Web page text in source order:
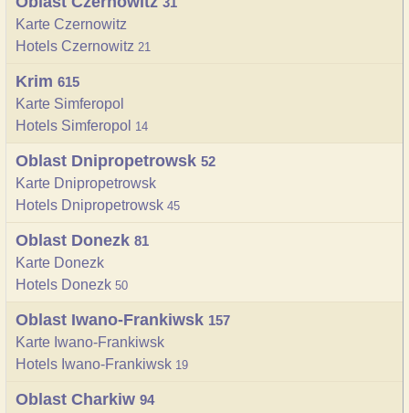
Karte Czernowitz
Hotels Czernowitz 21
Krim 615
Karte Simferopol
Hotels Simferopol 14
Oblast Dnipropetrowsk 52
Karte Dnipropetrowsk
Hotels Dnipropetrowsk 45
Oblast Donezk 81
Karte Donezk
Hotels Donezk 50
Oblast Iwano-Frankiwsk 157
Karte Iwano-Frankiwsk
Hotels Iwano-Frankiwsk 19
Oblast Charkiw 94